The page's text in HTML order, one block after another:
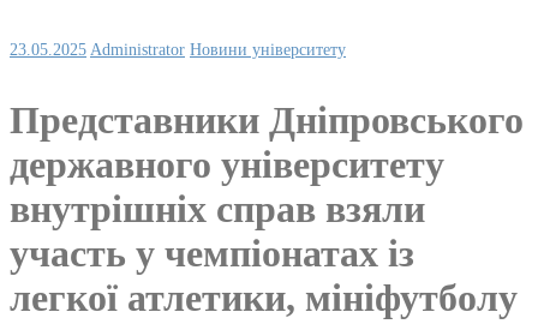
23.05.2025 Administrator Новини університету
Представники Дніпровського
державного університету
внутрішніх справ взяли
участь у чемпіонатах із
легкої атлетики, мініфутболу